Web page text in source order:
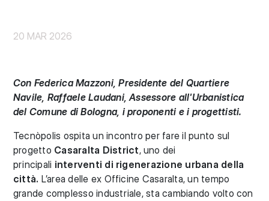
20 MAR 2026
Con Federica Mazzoni, Presidente del Quartiere
Navile, Raffaele Laudani, Assessore all'Urbanistica
del Comune di Bologna, i proponenti e i progettisti.
Tecnòpolis ospita un incontro per fare il punto sul
progetto Casaralta District, uno dei
principali interventi di rigenerazione urbana della
città. L’area delle ex Officine Casaralta, un tempo
grande complesso industriale, sta cambiando volto con